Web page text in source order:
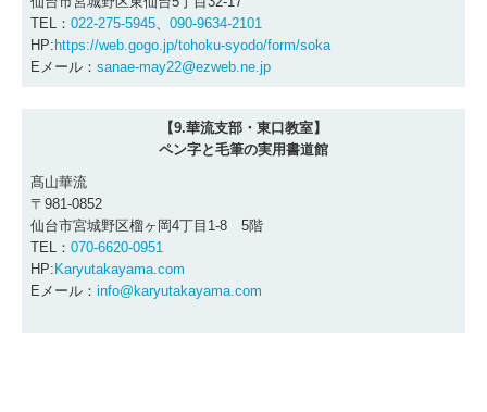
TEL： 022-275-5945
090-9634-2101
HP:https://web.gogo.jp/tohoku-syodo/form/soka
Eメール： sanae-may22@ezweb.ne.jp
【9.華流支部・東口教室】
ペン字と毛筆の実用書道館
髙山華流
〒981-0852
仙台市宮城野区榴ヶ岡4丁目1-8 5階
TEL： 070-6620-0951
HP:Karyutakayama.com
Eメール： info@karyutakayama.com